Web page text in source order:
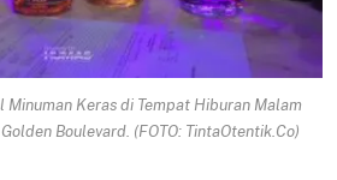
Minuman Keras di Tempat Hiburan Malam
Boulevard. (FOTO: TintaOtentik.Co)